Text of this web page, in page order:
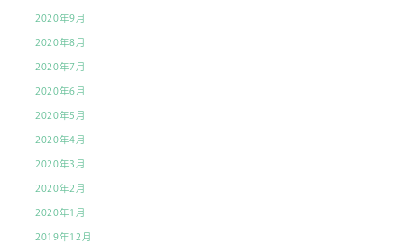
2020年9月
2020年8月
2020年7月
2020年6月
2020年5月
2020年4月
2020年3月
2020年2月
2020年1月
2019年12月